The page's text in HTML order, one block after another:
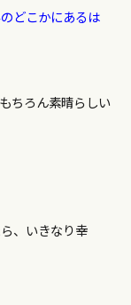
どこかにあるは
ちろん素晴らしい
、いきなり幸